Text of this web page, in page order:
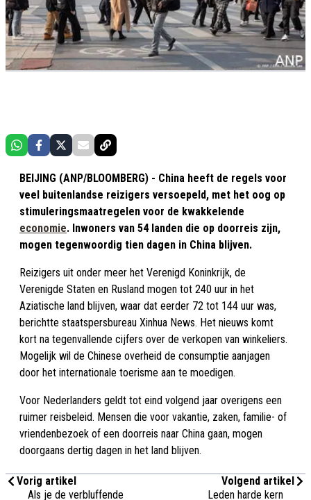
BEIJING (ANP/BLOOMBERG) - China heeft de regels voor
veel buitenlandse reizigers versoepeld, met het oog op
stimuleringsmaatregelen voor de kwakkelende
economie. Inwoners van 54 landen die op doorreis zijn,
mogen tegenwoordig tien dagen in China blijven.
Reizigers uit onder meer het Verenigd Koninkrijk, de
Verenigde Staten en Rusland mogen tot 240 uur in het
Aziatische land blijven, waar dat eerder 72 tot 144 uur was,
berichtte staatspersbureau Xinhua News. Het nieuws komt
kort na tegenvallende cijfers over de verkopen van winkeliers.
Mogelijk wil de Chinese overheid de consumptie aanjagen
door het internationale toerisme aan te moedigen.
Voor Nederlanders geldt tot eind volgend jaar overigens een
ruimer reisbeleid. Mensen die voor vakantie, zaken, familie- of
vriendenbezoek of een doorreis naar China gaan, mogen
doorgaans dertig dagen in het land blijven.
Vorig artikel
Als je de verbluffende
Volgend artikel
Leden harde kern